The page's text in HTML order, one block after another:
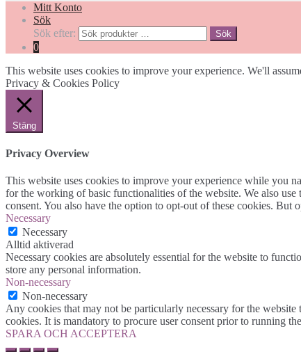
Mitt Konto
Sök
Sök efter:
Sök
0
This website uses cookies to improve your experience. We'll
Privacy & Cookies Policy
Stäng
Privacy Overview
This website uses cookies to improve your experience while you
for the working of basic functionalities of the website. We also
consent. You also have the option to opt-out of these cookies.
Necessary
Necessary
Alltid aktiverad
Necessary cookies are absolutely essential for the website to
store any personal information.
Non-necessary
Non-necessary
Any cookies that may not be particularly necessary for the
cookies. It is mandatory to procure user consent prior to running
SPARA OCH ACCEPTERA